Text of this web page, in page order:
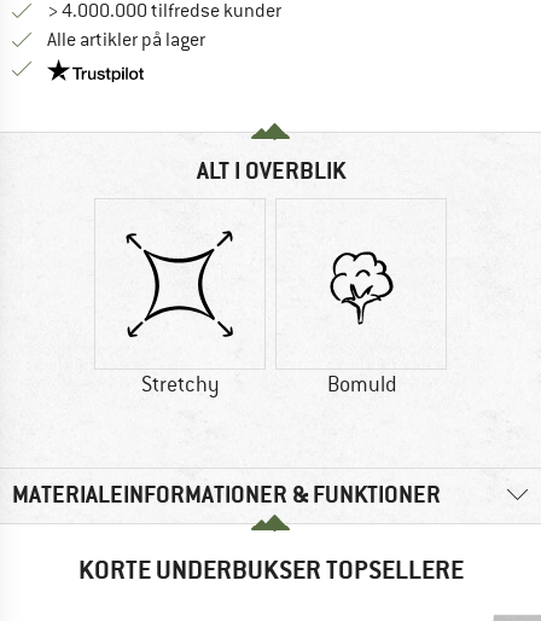
> 4.000.000 tilfredse kunder
Alle artikler på lager
Vi er Trustpilot-certificeret - oplysningerne får du
ALT I OVERBLIK
Stretchy Bomuld
MATERIALEINFORMATIONER & FUNKTIONER
KORTE UNDERBUKSER TOPSELLERE